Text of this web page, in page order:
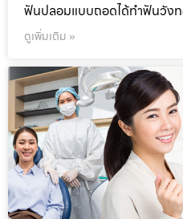
ฟันปลอมแบบถอดได้ทำฟันวังท
ดูเพิ่มเติม »